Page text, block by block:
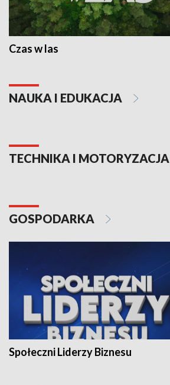
Czas w las
NAUKA I EDUKACJA
TECHNIKA I MOTORYZACJA
GOSPODARKA
Społeczni Liderzy Biznesu